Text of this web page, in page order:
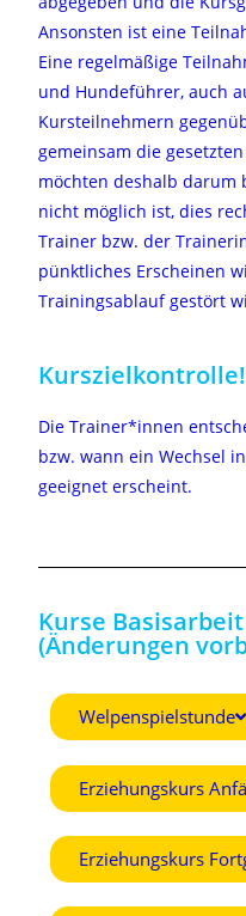
Ansonsten ist eine
Eine regelmäßige
und Hundeführer, auch
Kursteilnehmern
gemeinsam die
möchten deshalb darum
nicht möglich ist, dies
Trainer bzw. der
pünktliches Erscheinen
Trainingsablauf gestört
Kurszielkontrolle!
Die Trainer*innen
bzw. wann ein Wechsel
geeignet erscheint.
Kurse
(Änderungen
Welpenspielstunde
Erziehungskurs
Erziehungskurs